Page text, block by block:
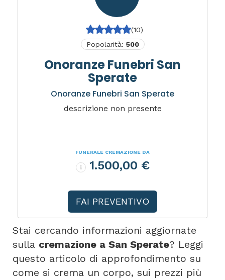
(10)
Popolarità: 500
Onoranze Funebri San
Sperate
Onoranze Funebri San Sperate
descrizione non presente
FUNERALE CREMAZIONE DA
1.500,00 €
FAI PREVENTIVO
Stai cercando informazioni aggiornate
sulla cremazione a San Sperate? Leggi
questo articolo di approfondimento su
come si crema un corpo, sui prezzi più